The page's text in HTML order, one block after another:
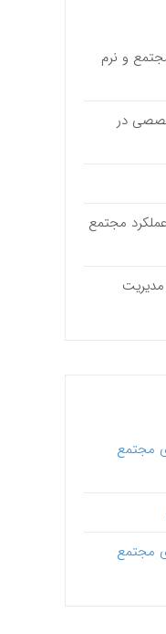
و نرم
در
مجتمع
مدیریت
مجتمع
مجتمع